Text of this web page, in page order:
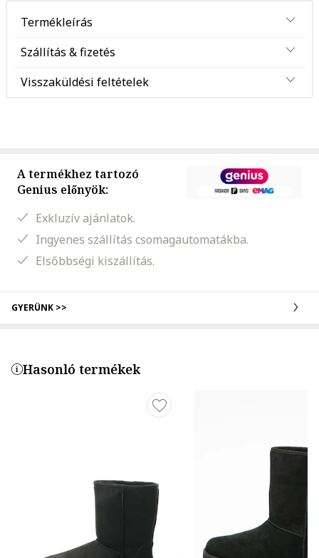
Termékleírás
Szállítás & fizetés
Visszaküldési feltételek
A termékhez tartozó
Genius előnyök:
Exkluzív ajánlatok.
Ingyenes szállítás csomagautomatákba.
Elsőbbségi kiszállítás.
GYERÜNK >>
Hasonló termékek